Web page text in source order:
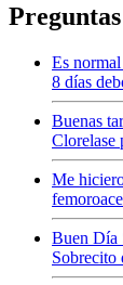
Es
8 días
Buenas
Clorelase
Me
Buen Día
Sobrecito